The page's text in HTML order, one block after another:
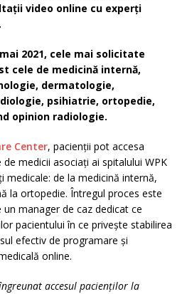
video online cu experţi
2021, cele mai solicitate
cele de medicină internă,
dermatologie,
psihiatrie, ortopedie,
opinion radiologie.
Center, pacienții pot accesa
medicii asociați ai spitalului WPK
medicale: de la medicină internă,
la ortopedie. Întregul proces este
manager de caz dedicat ce
pacientului în ce privește stabilirea
efectiv de programare și
online.
accesul pacienților la